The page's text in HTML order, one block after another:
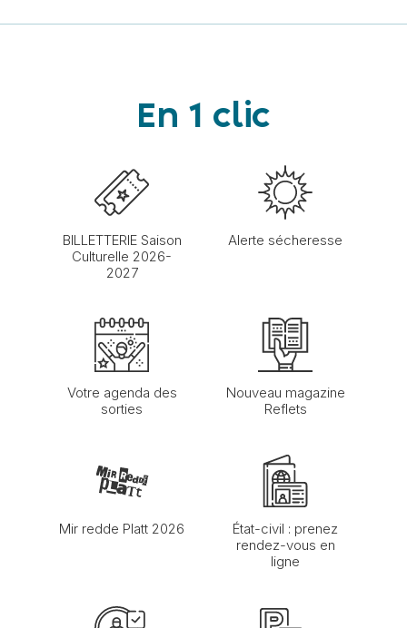
En 1 clic
BILLETTERIE Saison
Culturelle 2026-
2027
Alerte sécheresse
Votre agenda des
sorties
Nouveau magazine
Reflets
Mir redde Platt 2026
État-civil : prenez
rendez-vous en
ligne